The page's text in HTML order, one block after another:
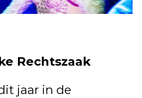
Rechtszaak
jaar in de